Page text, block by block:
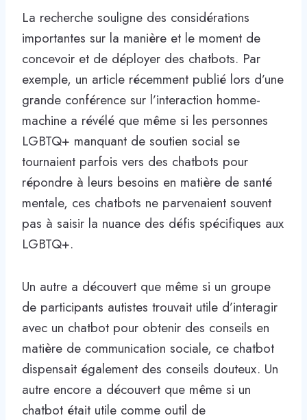
La recherche souligne des considérations
importantes sur la manière et le moment de
concevoir et de déployer des chatbots. Par
exemple, un article récemment publié lors d’une
grande conférence sur l’interaction homme-
machine a révélé que même si les personnes
LGBTQ+ manquant de soutien social se
tournaient parfois vers des chatbots pour
répondre à leurs besoins en matière de santé
mentale, ces chatbots ne parvenaient souvent
pas à saisir la nuance des défis spécifiques aux
LGBTQ+.
Un autre a découvert que même si un groupe
de participants autistes trouvait utile d’interagir
avec un chatbot pour obtenir des conseils en
matière de communication sociale, ce chatbot
dispensait également des conseils douteux. Un
autre encore a découvert que même si un
chatbot était utile comme outil de